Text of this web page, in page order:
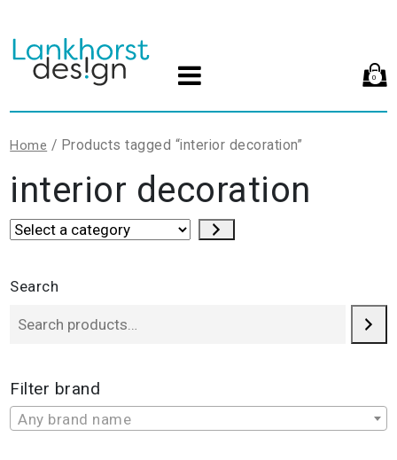
0
Home / Products tagged “interior decoration”
interior decoration
Select
Search
Filter brand
Any brand name